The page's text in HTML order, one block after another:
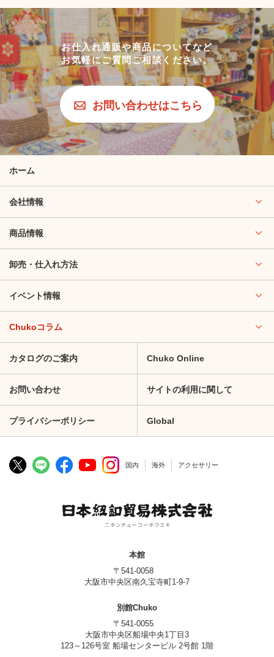
お仕入れ通販や商品についてなど
お気軽にご質問ご相談ください。
お問い合わせはこちら
ホーム
会社情報
商品情報
卸売・仕入れ方法
イベント情報
Chukoコラム
カタログのご案内 Chuko Online
お問い合わせ サイトの利用に関して
プライバシーポリシー Global
国内 海外 アクセサリー
本館
〒541-0058
大阪市中央区南久宝寺町1-9-7
別館Chuko
〒541-0055
大阪市中央区船場中央1丁目3
123～126号室 船場センタービル 2号館 1階